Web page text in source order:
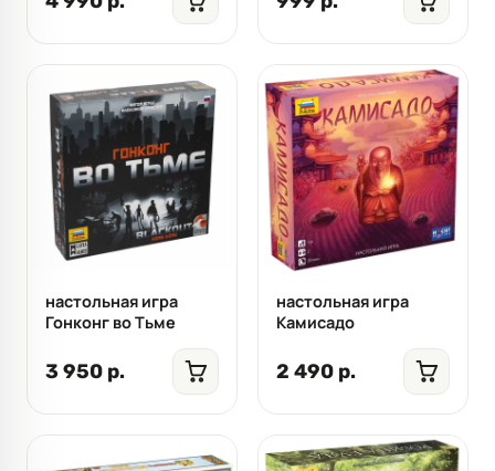
настольная игра
Гонконг во Тьме
3 950 р.
настольная игра
Камисадо
2 490 р.